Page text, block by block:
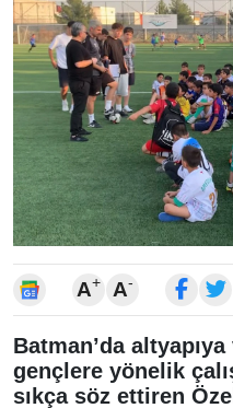
A+ A-
Batman’da
gençlere yönelik
sıkça söz ettiren